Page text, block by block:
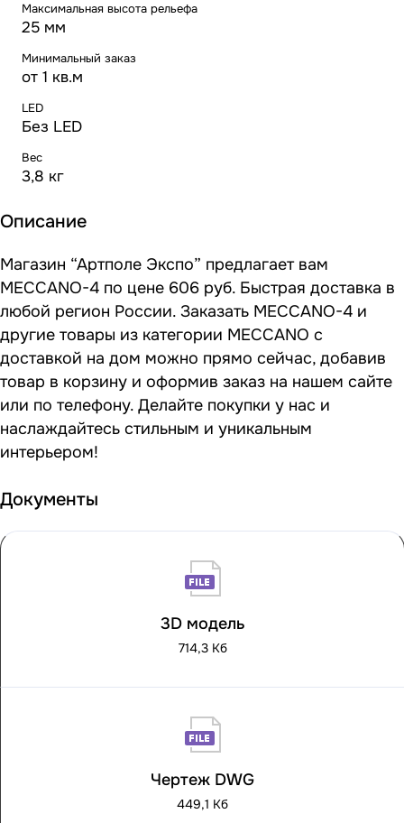
Максимальная высота рельефа
25 мм
Минимальный заказ
от 1 кв.м
LED
Без LED
Вес
3,8 кг
Описание
Магазин “Артполе Экспо” предлагает вам
MECCANO-4 по цене 606 руб. Быстрая доставка в
любой регион России. Заказать MECCANO-4 и
другие товары из категории MECCANO с
доставкой на дом можно прямо сейчас, добавив
товар в корзину и оформив заказ на нашем сайте
или по телефону. Делайте покупки у нас и
наслаждайтесь стильным и уникальным
интерьером!
Документы
3D модель
714,3 Кб
Чертеж DWG
449,1 Кб